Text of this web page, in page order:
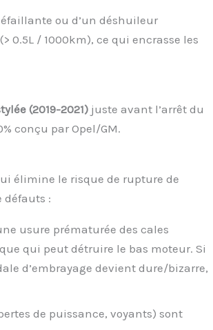
ou d’un déshuileur
/ 1000km), ce qui encrasse les
(2019-2021) juste avant l’arrêt du
conçu par Opel/GM.
élimine le risque de rupture de
défauts :
usure prématurée des cales
qui peut détruire le bas moteur. Si
d’embrayage devient dure/bizarre,
de puissance, voyants) sont